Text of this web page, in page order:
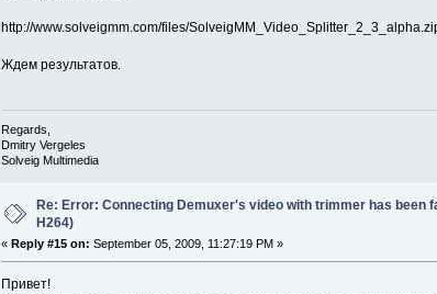
http://www.solveigmm.com/files/
Ждем результатов.
Regards,
Dmitry Vergeles
Solveig Multimedia
Re: Error: Connecting Demuxer's video with trimmer has been
H264)
« Reply #15 on: September 05, 2009, 11:27:19 PM »
Привет!